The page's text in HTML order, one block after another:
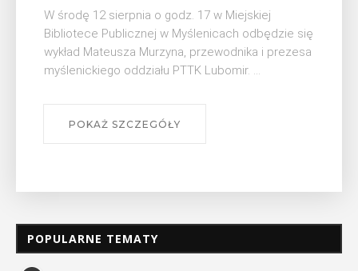
W środę 12 sierpnia o godz. 17 w Miejskiej
Bibliotece Publicznej w Myślenicach odbędzie się
wykład Mateusza Murzyna, przewodnika i prezesa
myślenickiego oddziału PTTK Lubomir. ...
POKAŻ SZCZEGÓŁY
POPULARNE TEMATY